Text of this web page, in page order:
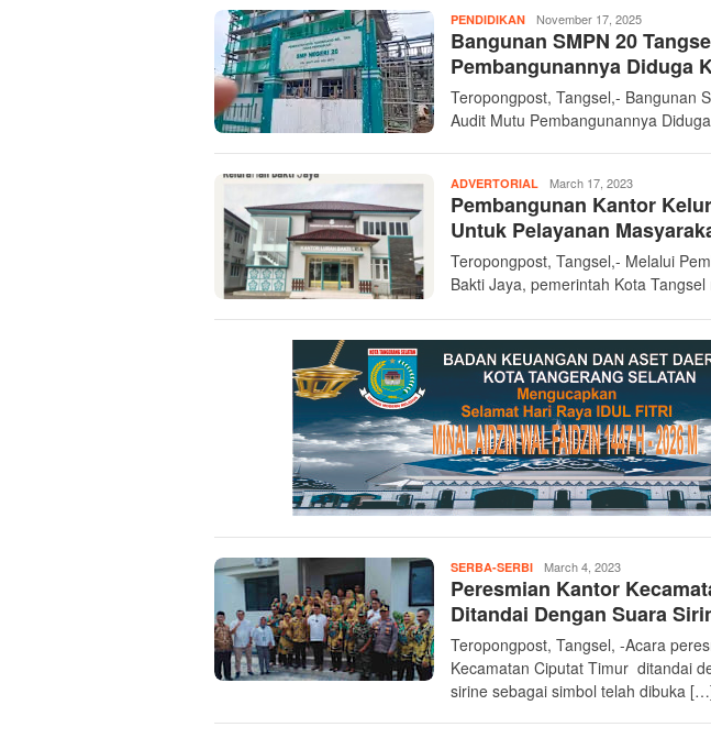
PENDIDIKAN teropongpost
November 17, 2025
Bangunan SMPN 20
Pembangunannya Diduga
Teropongpost, Tangsel,- Bangunan
Audit Mutu Pembangunannya
ADVERTORIAL teropongpost
March 17, 2023
Pembangunan Kantor
Untuk Pelayanan
Teropongpost, Tangsel,- Melalui
Bakti Jaya, pemerintah Kota
SERBA-SERBI teropongpost
March 4, 2023
Peresmian Kantor
Ditandai Dengan Suara
Teropongpost, Tangsel, -Acara
Kecamatan Ciputat Timur ditandai
sirine sebagai simbol telah dibuka